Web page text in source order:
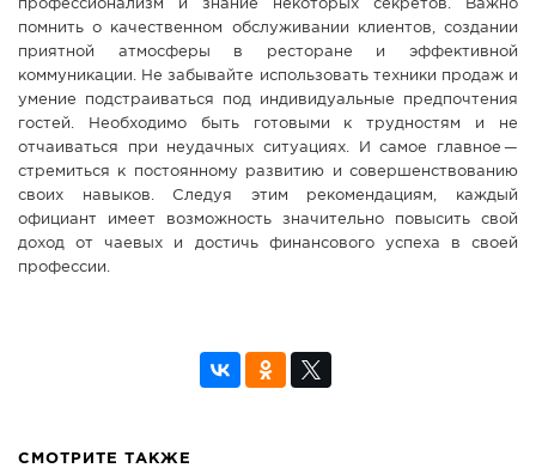
профессионализм и знание некоторых секретов. Важно
помнить о качественном обслуживании клиентов, создании
приятной атмосферы в ресторане и эффективной
коммуникации. Не забывайте использовать техники продаж и
умение подстраиваться под индивидуальные предпочтения
гостей. Необходимо быть готовыми к трудностям и не
отчаиваться при неудачных ситуациях. И самое главное —
стремиться к постоянному развитию и совершенствованию
своих навыков. Следуя этим рекомендациям, каждый
официант имеет возможность значительно повысить свой
доход от чаевых и достичь финансового успеха в своей
профессии.
СМОТРИТЕ ТАКЖЕ